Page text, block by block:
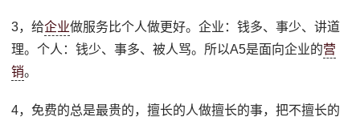
3，给企业做服务比个人做更好。企业：钱多、事少、讲道
理。个人：钱少、事多、被人骂。所以A5是面向企业的营
销。
4，免费的总是最贵的，擅长的人做擅长的事，把不擅长的